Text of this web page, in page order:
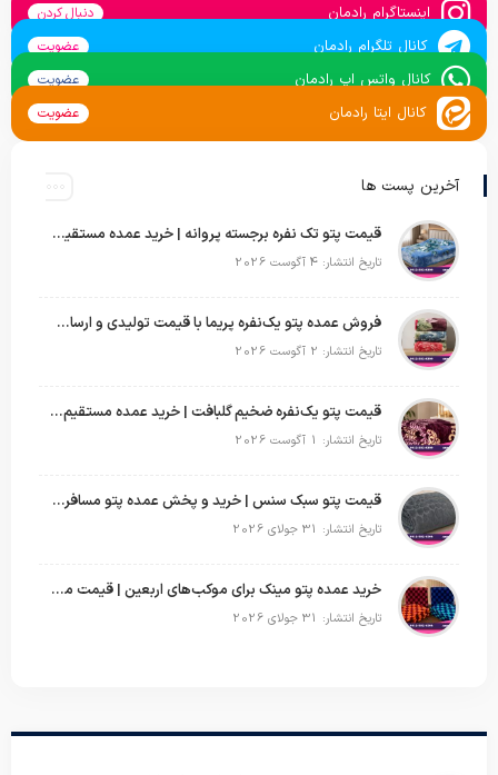
اینستاگرام رادمان دنبال کردن
کانال تلگرام رادمان عضویت
کانال واتس اپ رادمان عضویت
کانال ایتا رادمان عضویت
آخرین پست ها
قیمت پتو تک نفره برجسته پروانه | خرید عمده مستقیم با بهترین قیمت بازار
تاریخ انتشار: 4 آگوست 2026
فروش عمده پتو یک‌نفره پریما با قیمت تولیدی و ارسال به سراسر کشور
تاریخ انتشار: 2 آگوست 2026
قیمت پتو یک‌نفره ضخیم گلبافت | خرید عمده مستقیم با بهترین قیمت
تاریخ انتشار: 1 آگوست 2026
قیمت پتو سبک سنس | خرید و پخش عمده پتو مسافرتی Sense
تاریخ انتشار: 31 جولای 2026
خرید عمده پتو مینک برای موکب‌های اربعین | قیمت مناسب و ارسال سریع
تاریخ انتشار: 31 جولای 2026